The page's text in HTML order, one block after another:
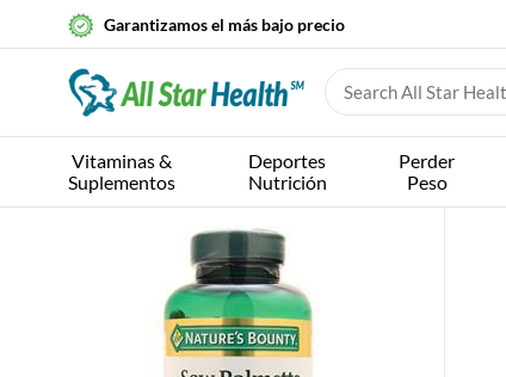
Garantizamos el más bajo precio
Vitaminas &
Suplementos
Deportes
Nutrición
Perder
Peso